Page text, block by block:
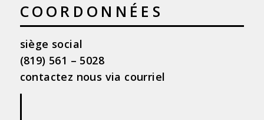
COORDONNÉES
siège social
(819) 561 – 5028
contactez nous via courriel